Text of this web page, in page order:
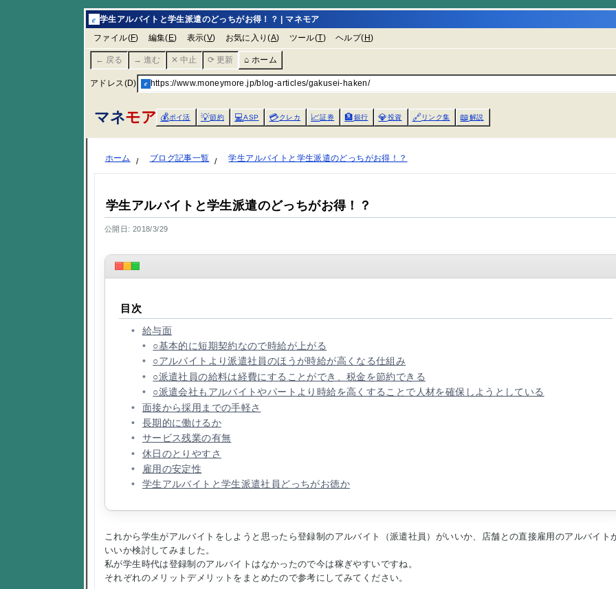
e 学生アルバイトと学生派遣のどっちがお得！？ | マネモア
ファイル(F) 編集( E) 表示(V) お気に入り(A) ツール(T) ヘルプ( H)
← 戻る → 進む ✕ 中止 ⟳ 更新 ⌂ ホーム
アドレス(D) e https://www.moneymore.jp/blog-articles/gakusei-haken/
マネモア 💰ポイ活 💡節約 💻ASP 💳クレカ 📈証券 🏦銀行 💎投資 🔗リンク集 📖解説
ホーム ブログ記事一覧 学生アルバイトと学生派遣のどっちがお得！？
学生アルバイトと学生派遣のどっちがお得！？
公開日: 2018/3/29
目次
給与面
○基本的に短期契約なので時給が上がる
○アルバイトより派遣社員のほうが時給が高くなる仕組み
○派遣社員の給料は経費にすることができ、税金を節約できる
○派遣会社もアルバイトやパートより時給を高くすることで人材を確保しようとしている
面接から採用までの手軽さ
長期的に働けるか
サービス残業の有無
休日のとりやすさ
雇用の安定性
学生アルバイトと学生派遣社員どっちがお徳か
これから学生がアルバイトをしようと思ったら登録制のアルバイト（派遣社員）がいいか、店舗との直接雇用のアルバイト
いいか検討してみました。
私が学生時代は登録制のアルバイトはなかったので今は稼ぎやすいですね。
それぞれのメリットデメリットをまとめたので参考にしてみてください。